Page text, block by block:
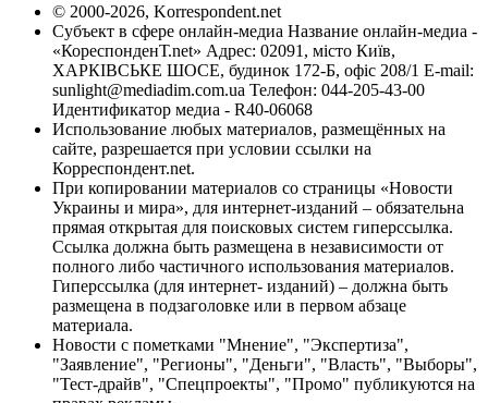
© 2000-2026, Korrespondent.net
Субъект в сфере онлайн-медиа Название онлайн-медиа -
«КореспонденТ.net» Адрес: 02091, місто Київ,
ХАРКІВСЬКЕ ШОСЕ, будинок 172-Б, офіс 208/1 E-mail:
sunlight@mediadim.com.ua Телефон: 044-205-43-00
Идентификатор медиа - R40-06068
Использование любых материалов, размещённых на
сайте, разрешается при условии ссылки на
Корреспондент.net.
При копировании материалов со страницы «Новости
Украины и мира», для интернет-изданий – обязательна
прямая открытая для поисковых систем гиперссылка.
Ссылка должна быть размещена в независимости от
полного либо частичного использования материалов.
Гиперссылка (для интернет- изданий) – должна быть
размещена в подзаголовке или в первом абзаце
материала.
Новости с пометками "Мнение", "Экспертиза",
"Заявление", "Регионы", "Деньги", "Власть", "Выборы",
"Тест-драйв", "Спецпроекты", "Промо" публикуются на